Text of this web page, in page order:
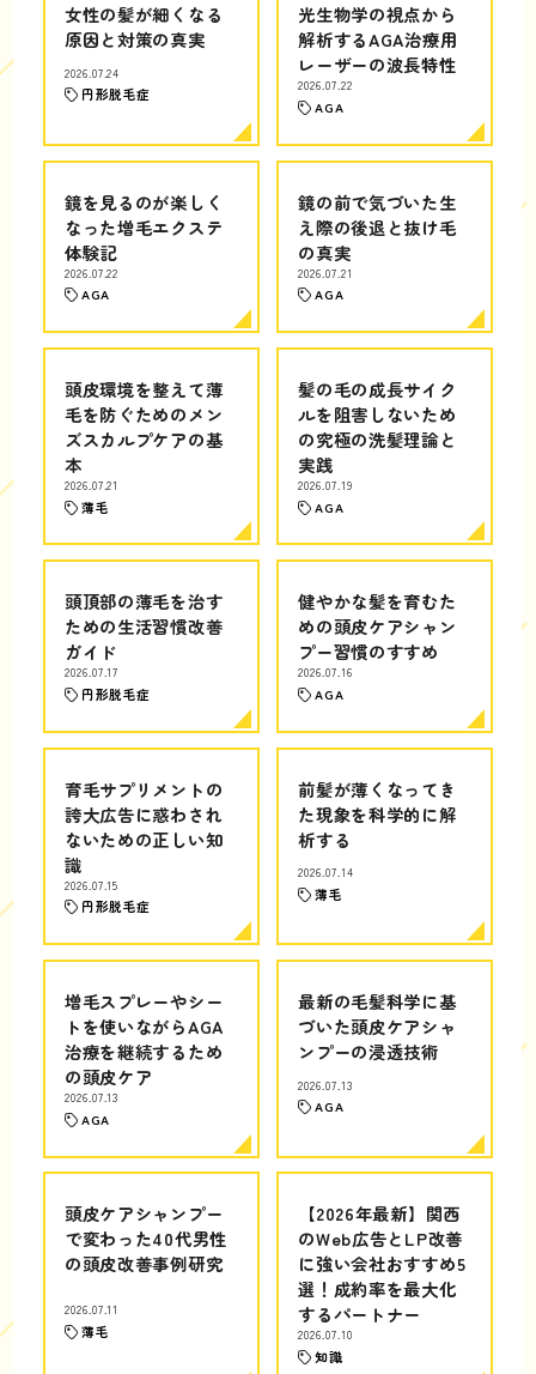
女性の髪が細くなる
原因と対策の真実
2026.07.24
円形脱毛症
光生物学の視点から
解析するAGA治療用
レーザーの波長特性
2026.07.22
AGA
鏡を見るのが楽しく
なった増毛エクステ
体験記
2026.07.22
AGA
鏡の前で気づいた生
え際の後退と抜け毛
の真実
2026.07.21
AGA
頭皮環境を整えて薄
毛を防ぐためのメン
ズスカルプケアの基
本
2026.07.21
薄毛
髪の毛の成長サイク
ルを阻害しないため
の究極の洗髪理論と
実践
2026.07.19
AGA
頭頂部の薄毛を治す
ための生活習慣改善
ガイド
2026.07.17
円形脱毛症
健やかな髪を育むた
めの頭皮ケアシャン
プー習慣のすすめ
2026.07.16
AGA
育毛サプリメントの
誇大広告に惑わされ
ないための正しい知
識
2026.07.15
円形脱毛症
前髪が薄くなってき
た現象を科学的に解
析する
2026.07.14
薄毛
増毛スプレーやシー
トを使いながらAGA
治療を継続するため
の頭皮ケア
2026.07.13
AGA
最新の毛髪科学に基
づいた頭皮ケアシャ
ンプーの浸透技術
2026.07.13
AGA
頭皮ケアシャンプー
で変わった40代男性
の頭皮改善事例研究
2026.07.11
薄毛
【2026年最新】関西
のWeb広告とLP改善
に強い会社おすすめ5
選！成約率を最大化
するパートナー
2026.07.10
知識